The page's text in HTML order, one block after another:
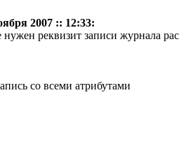
2007 :: 12:33:
нужен реквизит записи журнала
со всеми атрибутами